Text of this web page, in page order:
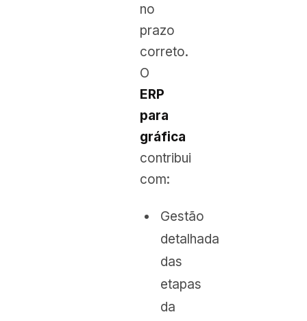
no
prazo
correto.
O
ERP
para
gráfica
contribui
com:
Gestão
detalhada
das
etapas
da